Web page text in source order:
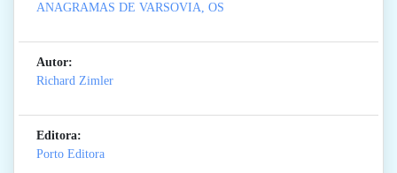
ANAGRAMAS DE VARSOVIA, OS
Autor:
Richard Zimler
Editora:
Porto Editora